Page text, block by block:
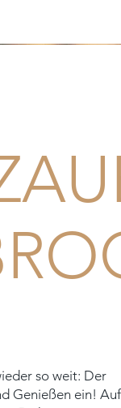
so weit: Der
Genießen ein!